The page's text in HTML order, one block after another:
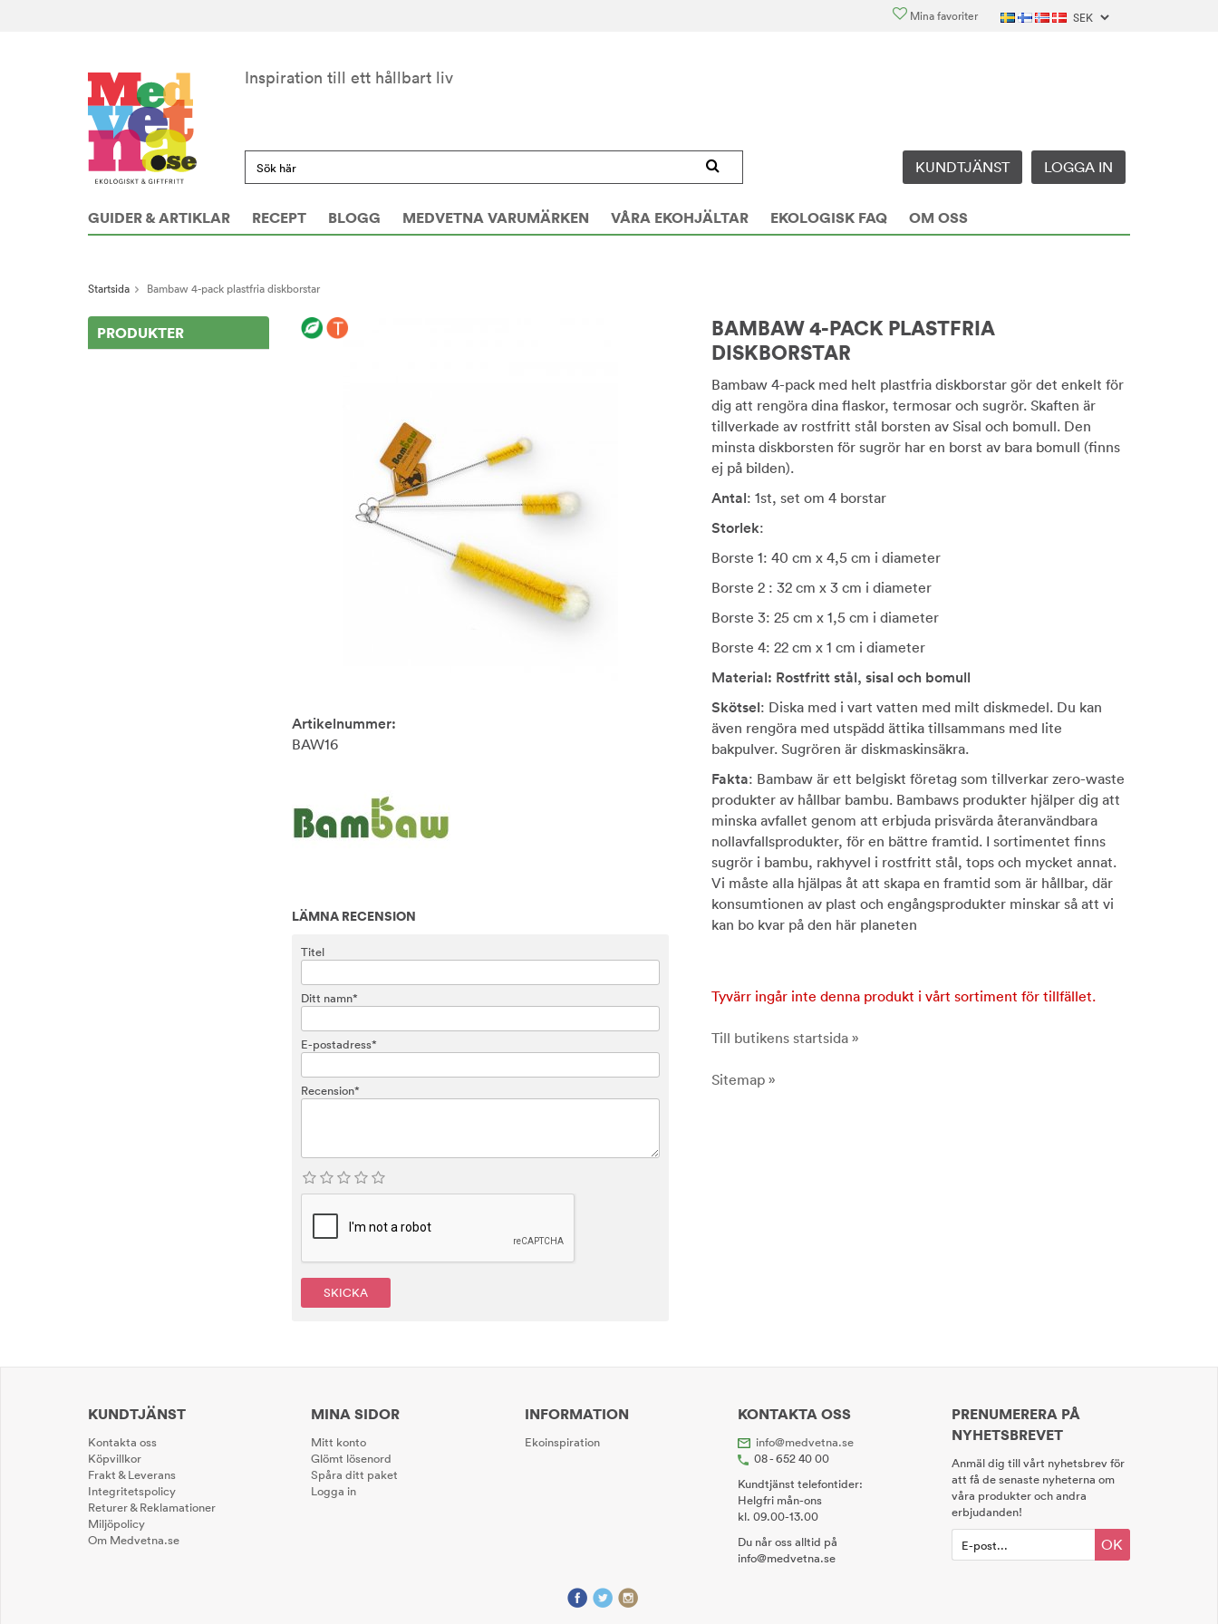
Mina favoriter
Inspiration till ett hållbart liv
KUNDTJÄNST LOGGA IN
GUIDER & ARTIKLAR RECEPT BLOGG MEDVETNA VARUMÄRKEN VÅRA EKOHJÄLTAR EKOLOGISK FAQ OM OSS
Startsida Bambaw 4-pack plastfria diskborstar
PRODUKTER
BAMBAW 4-PACK PLASTFRIA
DISKBORSTAR
Bambaw 4-pack med helt plastfria diskborstar gör det enkelt för
dig att rengöra dina flaskor, termosar och sugrör. Skaften är
tillverkade av rostfritt stål borsten av Sisal och bomull. Den
minsta diskborsten för sugrör har en borst av bara bomull (finns
ej på bilden).
Antal: 1st, set om 4 borstar
Storlek:
Borste 1: 40 cm x 4,5 cm i diameter
Borste 2 : 32 cm x 3 cm i diameter
Borste 3: 25 cm x 1,5 cm i diameter
Borste 4: 22 cm x 1 cm i diameter
Material: Rostfritt stål, sisal och bomull
Skötsel: Diska med i vart vatten med milt diskmedel. Du kan
även rengöra med utspädd ättika tillsammans med lite
bakpulver. Sugrören är diskmaskinsäkra.
Fakta: Bambaw är ett belgiskt företag som tillverkar zero-waste
produkter av hållbar bambu. Bambaws produkter hjälper dig att
minska avfallet genom att erbjuda prisvärda återanvändbara
nollavfallsprodukter, för en bättre framtid. I sortimentet finns
sugrör i bambu, rakhyvel i rostfritt stål, tops och mycket annat.
Vi måste alla hjälpas åt att skapa en framtid som är hållbar, där
konsumtionen av plast och engångsprodukter minskar så att vi
kan bo kvar på den här planeten
Tyvärr ingår inte denna produkt i vårt sortiment för tillfället.
Till butikens startsida »
Sitemap »
Artikelnummer:
BAW16
LÄMNA RECENSION
Titel
Ditt namn*
E-postadress*
Recension*
SKICKA
KUNDTJÄNST
Kontakta oss
Köpvillkor
Frakt & Leverans
Integritetspolicy
Returer & Reklamationer
Miljöpolicy
Om Medvetna.se
MINA SIDOR
Mitt konto
Glömt lösenord
Spåra ditt paket
Logga in
INFORMATION
Ekoinspiration
KONTAKTA OSS
info@medvetna.se
08 - 652 40 00
Kundtjänst telefontider:
Helgfri mån-ons
kl. 09.00-13.00
Du når oss alltid på
info@medvetna.se
PRENUMERERA PÅ
NYHETSBREVET
Anmäl dig till vårt nyhetsbrev för
att få de senaste nyheterna om
våra produkter och andra
erbjudanden!
OK